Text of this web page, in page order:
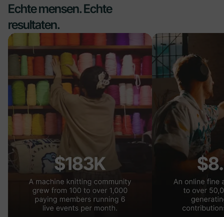
Echte mensen. Echte
resultaten.